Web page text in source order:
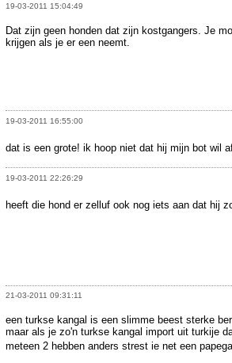
19-03-2011 15:04:49
Dat zijn geen honden dat zijn kostgangers. Je
krijgen als je er een neemt.
19-03-2011 16:55:00
dat is een grote! ik hoop niet dat hij mijn bot wil
19-03-2011 22:26:29
heeft die hond er zelluf ook nog iets aan dat hij
21-03-2011 09:31:11
een turkse kangal is een slimme beest sterke
maar als je zo'n turkse kangal import uit turkije
meteen 2 hebben anders strest ie net een